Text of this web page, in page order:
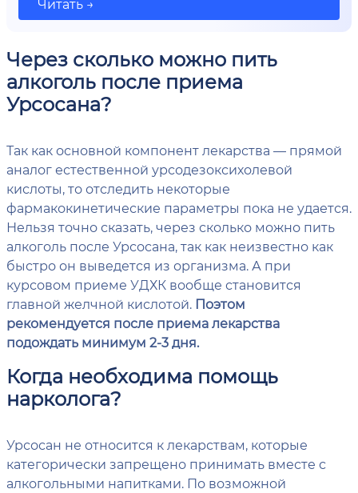
Читать →
Через сколько можно пить
алкоголь после приема
Урсосана?
Так как основной компонент лекарства — прямой
аналог естественной урсодезоксихолевой
кислоты, то отследить некоторые
фармакокинетические параметры пока не удается.
Нельзя точно сказать, через сколько можно пить
алкоголь после Урсосана, так как неизвестно как
быстро он выведется из организма. А при
курсовом приеме УДХК вообще становится
главной желчной кислотой. Поэтом
рекомендуется после приема лекарства
подождать минимум 2-3 дня.
Когда необходима помощь
нарколога?
Урсосан не относится к лекарствам, которые
категорически запрещено принимать вместе с
алкогольными напитками. По возможной